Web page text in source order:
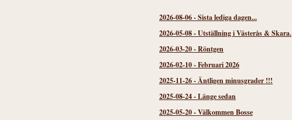
2026-08-06-Sista lediga dagen...
2026-05-08-Utställning i Västerås & Skara.
2026-03-20-Röntgen
2026-02-10-Februari 2026
2025-11-26-Äntligen minusgrader !!!
2025-08-24-Länge sedan
2025-05-20-Välkommen Bosse